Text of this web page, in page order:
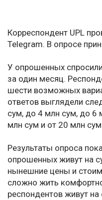
Корреспондент UPL
Telegram. В опросе
У опрошенных
за один месяц.
шести возможных
ответов выглядели
сум, до 4 млн сум, до 6
млн сум и от 20 млн
Результаты опроса
опрошенных живут на
нынешние цены и
сложно жить
респондентов живут